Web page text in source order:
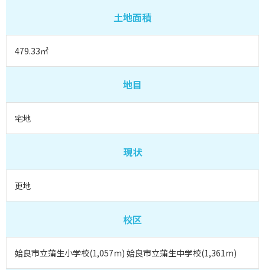
土地面積
479.33㎡
地目
宅地
現状
更地
校区
姶良市立蒲生小学校(1,057m) 姶良市立蒲生中学校(1,361m)